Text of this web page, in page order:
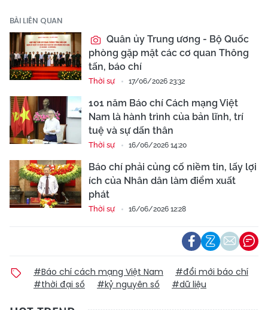
BÀI LIÊN QUAN
Quân ủy Trung ương - Bộ Quốc
phòng gặp mặt các cơ quan Thông
tấn, báo chí
Thời sự 17/06/2026 23:32
101 năm Báo chí Cách mạng Việt
Nam là hành trình của bản lĩnh, trí
tuệ và sự dấn thân
Thời sự 16/06/2026 14:20
Báo chí phải củng cố niềm tin, lấy lợi
ích của Nhân dân làm điểm xuất
phát
Thời sự 16/06/2026 12:28
#Báo chí cách mạng Việt Nam
#đổi mới báo chí
#thời đại số
#kỷ nguyên số #dữ liệu